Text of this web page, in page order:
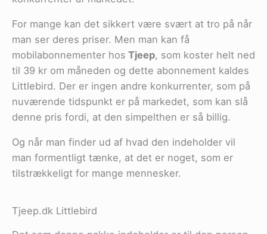
For mange kan det sikkert være svært at tro på når
man ser deres priser. Men man kan få
mobilabonnementer hos Tjeep, som koster helt ned
til 39 kr om måneden og dette abonnement kaldes
Littlebird. Der er ingen andre konkurrenter, som på
nuværende tidspunkt er på markedet, som kan slå
denne pris fordi, at den simpelthen er så billig.
Og når man finder ud af hvad den indeholder vil
man formentligt tænke, at det er noget, som er
tilstrækkeligt for mange mennesker.
Tjeep.dk Littlebird